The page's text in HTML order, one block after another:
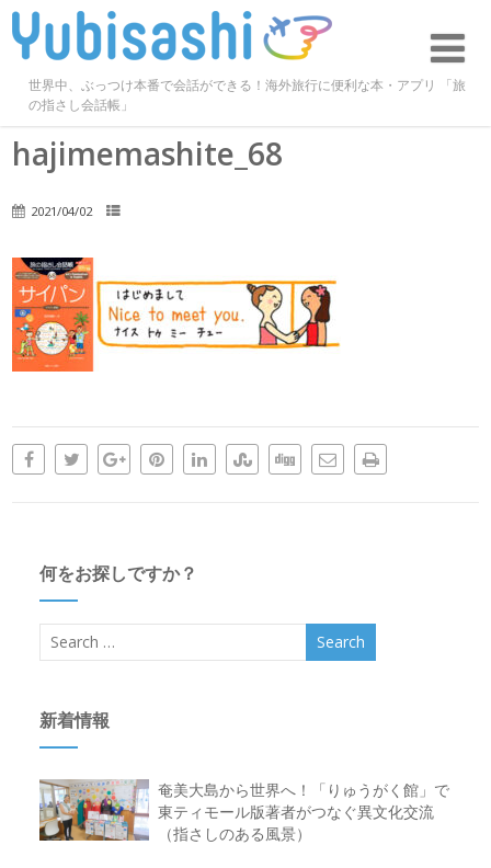
世界中、ぶっつけ本番で会話ができる！海外旅行に便利な本・アプリ 「旅
の指さし会話帳」
hajimemashite_68
2021/04/02
何をお探しですか？
新着情報
奄美大島から世界へ！「りゅうがく館」で
東ティモール版著者がつなぐ異文化交流
（指さしのある風景）